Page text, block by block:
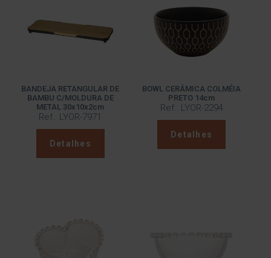
BANDEJA RETANGULAR DE
BAMBU C/MOLDURA DE
METAL 30x10x2cm
Ref.: LYOR-7971
Detalhes
BOWL CERÂMICA COLMÉIA
PRETO 14cm
Ref.: LYOR-2294
Detalhes